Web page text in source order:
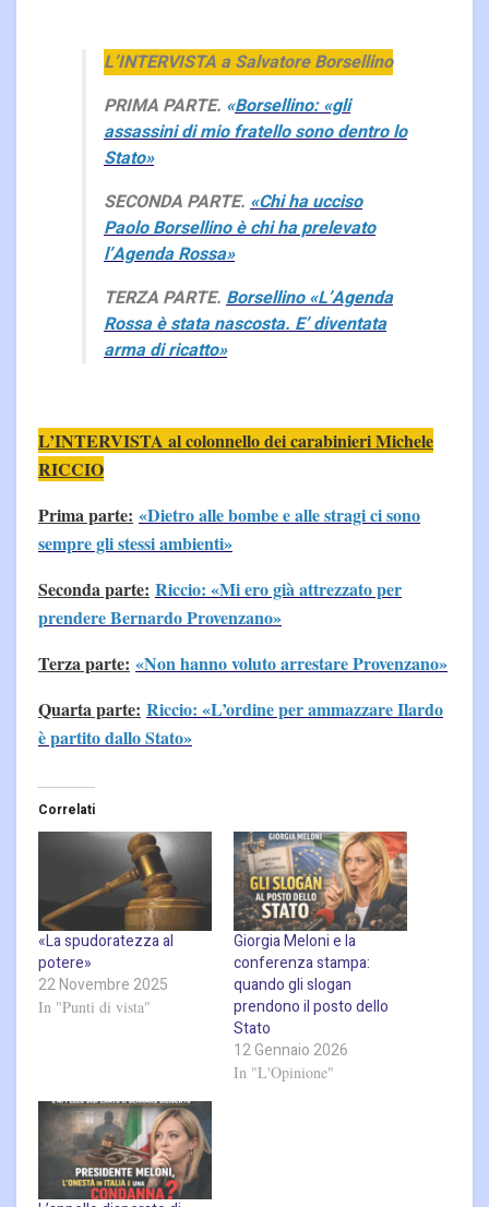
L’INTERVISTA a Salvatore Borsellino
PRIMA PARTE. «Borsellino: «gli
assassini di mio fratello sono dentro lo
Stato»
SECONDA PARTE. «Chi ha ucciso
Paolo Borsellino è chi ha prelevato
l’Agenda Rossa»
TERZA PARTE. Borsellino «L’Agenda
Rossa è stata nascosta. E’ diventata
arma di ricatto»
L’INTERVISTA al colonnello dei carabinieri Michele
RICCIO
Prima parte: «Dietro alle bombe e alle stragi ci sono
sempre gli stessi ambienti»
Seconda parte: Riccio: «Mi ero già attrezzato per
prendere Bernardo Provenzano»
Terza parte: «Non hanno voluto arrestare Provenzano»
Quarta parte: Riccio: «L’ordine per ammazzare Ilardo
è partito dallo Stato»
Correlati
«La spudoratezza al
potere»
22 Novembre 2025
In "Punti di vista"
Giorgia Meloni e la
conferenza stampa:
quando gli slogan
prendono il posto dello
Stato
12 Gennaio 2026
In "L'Opinione"